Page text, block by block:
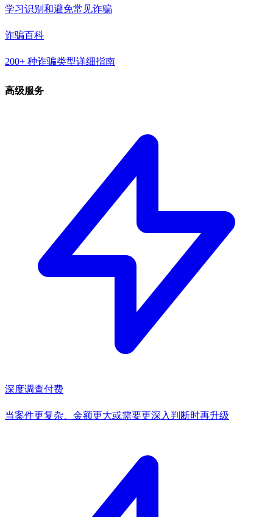
学习识别和避免常见诈骗
诈骗百科
200+ 种诈骗类型详细指南
高级服务
深度调查付费
当案件更复杂、金额更大或需要更深入判断时再升级